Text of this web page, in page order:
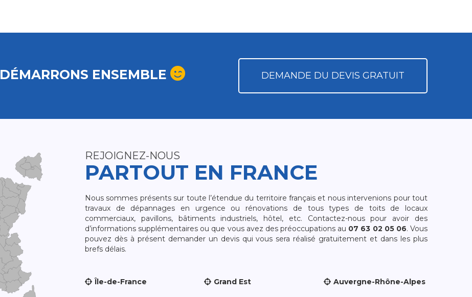
DÉMARRONS ENSEMBLE DEMANDE DU DEVIS GRATUIT
REJOIGNEZ-NOUS
PARTOUT EN FRANCE
Nous sommes présents sur toute l’étendue du territoire français et nous intervenions pour tout
travaux de dépannages en urgence ou rénovations de tous types de toits de locaux
commerciaux, pavillons, bâtiments industriels, hôtel, etc. Contactez-nous pour avoir des
d’informations supplémentaires ou que vous avez des préoccupations au 07 63 02 05 06. Vous
pouvez dès à présent demander un devis qui vous sera réalisé gratuitement et dans les plus
brefs délais.
Île-de-France Grand Est Auvergne-Rhône-Alpes